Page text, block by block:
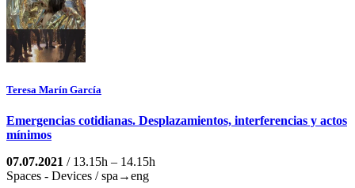
Teresa Marín García
Emergencias cotidianas. Desplazamientos, interferencias y actos
mínimos
07.07.2021 / 13.15h – 14.15h
Spaces - Devices / spa→eng